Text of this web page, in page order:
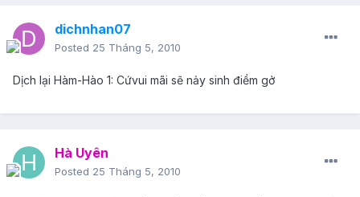
dichnhan07
Posted 25 Tháng 5, 2010
Dịch lại Hàm-Hào 1: Cứvui mãi sẽ nảy sinh điềm gở
Hà Uyên
Posted 25 Tháng 5, 2010